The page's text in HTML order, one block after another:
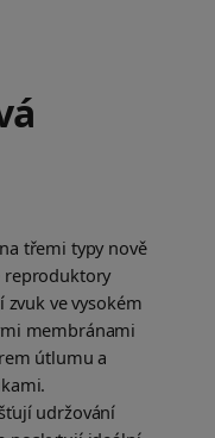
třemi typy nově
reproduktory
ve vysokém
membránami
útlumu a
udržování